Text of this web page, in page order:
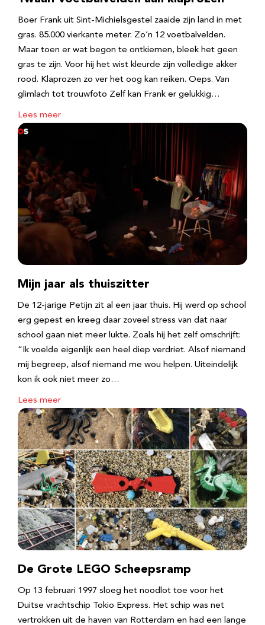
Boer Frank uit Sint-Michielsgestel zaaide zijn land in met
gras. 85.000 vierkante meter. Zo’n 12 voetbalvelden.
Maar toen er wat begon te ontkiemen, bleek het geen
gras te zijn. Voor hij het wist kleurde zijn volledige akker
rood. Klaprozen zo ver het oog kan reiken. Oeps. Van
glimlach tot trouwfoto Zelf kan Frank er gelukkig…
Lees meer
Mijn jaar als thuiszitter
De 12-jarige Petijn zit al een jaar thuis. Hij werd op school
erg gepest en kreeg daar zoveel stress van dat naar
school gaan niet meer lukte. Zoals hij het zelf omschrijft:
“Ik voelde eigenlijk een heel diep verdriet. Alsof niemand
mij begreep, alsof niemand me wou helpen. Uiteindelijk
kon ik ook niet meer zo…
Lees meer
De Grote LEGO Scheepsramp
Op 13 februari 1997 sloeg het noodlot toe voor het
Duitse vrachtschip Tokio Express. Het schip was net
vertrokken uit de haven van Rotterdam en had een lange